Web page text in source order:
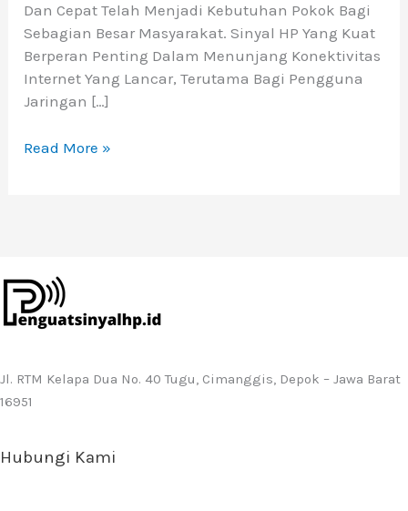
Dan Cepat Telah Menjadi Kebutuhan Pokok Bagi
Sebagian Besar Masyarakat. Sinyal HP Yang Kuat
Berperan Penting Dalam Menunjang Konektivitas
Internet Yang Lancar, Terutama Bagi Pengguna
Jaringan […]
Read More »
Jl. RTM Kelapa Dua No. 40 Tugu, Cimanggis, Depok – Jawa Barat
16951
Hubungi Kami